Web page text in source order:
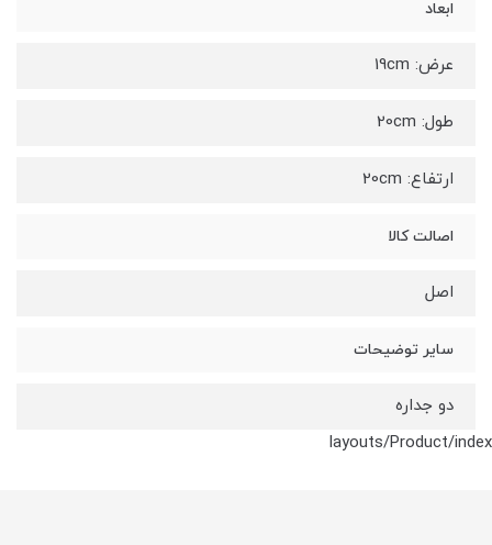
ابعاد
عرض: 19cm
طول: 20cm
ارتفاع: 20cm
اصالت کالا
اصل
سایر توضیحات
دو جداره
layouts/Product/index